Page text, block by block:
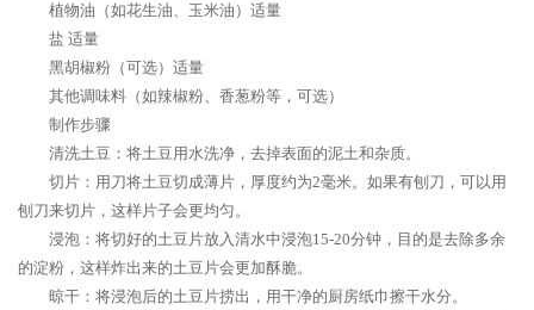
植物油（如花生油、玉米油）适量
盐 适量
黑胡椒粉（可选）适量
其他调味料（如辣椒粉、香葱粉等，可选）
制作步骤
清洗土豆：将土豆用水洗净，去掉表面的泥土和杂质。
切片：用刀将土豆切成薄片，厚度约为2毫米。如果有刨刀，可以用
刨刀来切片，这样片子会更均匀。
浸泡：将切好的土豆片放入清水中浸泡15-20分钟，目的是去除多余
的淀粉，这样炸出来的土豆片会更加酥脆。
晾干：将浸泡后的土豆片捞出，用干净的厨房纸巾擦干水分。